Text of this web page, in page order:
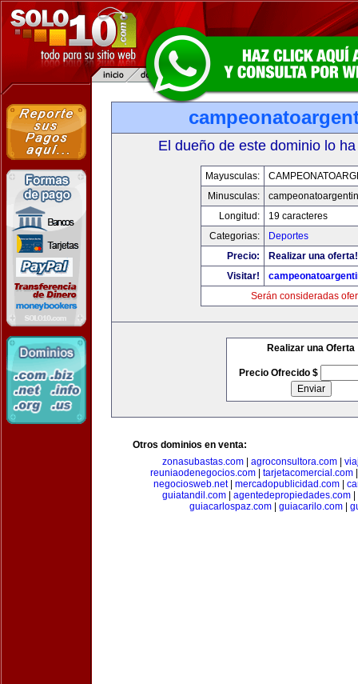
El dueño de este dominio lo
Mayusculas:
Minusculas:
Longitud:
19 caracteres
Categorias:
Deportes
Precio:
Realizar una oferta!
Visitar!
Serán consideradas
Realizar una Oferta
Precio Ofrecido $
Otros dominios en venta:
zonasubastas.com
agroconsultora.com
reuniaodenegocios.com| tarjetacomercial.com
negociosweb.net| mercadopublicidad.com
guiatandil.com| agentedepropiedades.com|
guiacarlospaz.com| guiacarilo.com|